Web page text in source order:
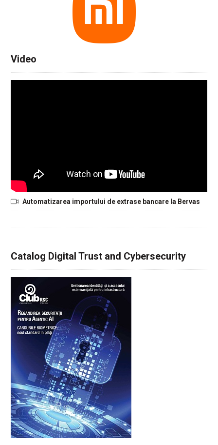
Video
Automatizarea importului de extrase bancare la Bervas
Catalog Digital Trust and Cybersecurity